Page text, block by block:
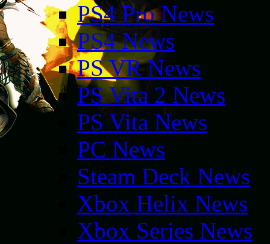
PS4 Pro News
PS4 News
PS VR News
PS Vita 2 News
PS Vita News
PC News
Steam Deck News
Xbox Helix News
Xbox Series News